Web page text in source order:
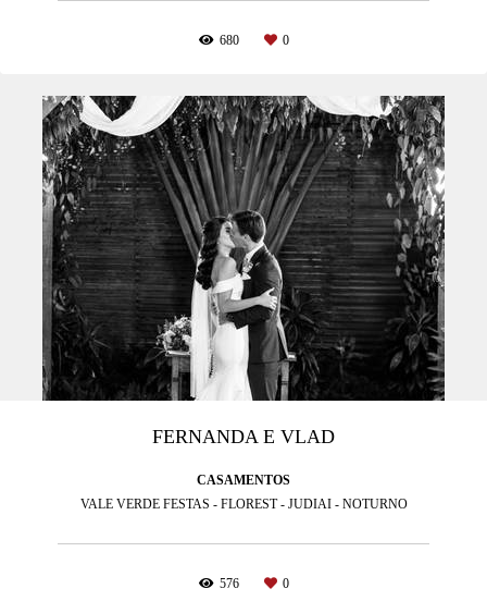
680 0
FERNANDA E VLAD
CASAMENTOS
VALE VERDE FESTAS - FLOREST - JUDIAI - NOTURNO
576 0